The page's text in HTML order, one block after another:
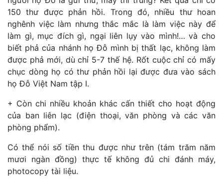
150 thư được phản hồi. Trong đó, nhiều thư hoan
nghênh việc làm nhưng thắc mắc là làm việc này để
làm gì, mục đích gì, ngại liên lụy vào mình!… và cho
biết phả của nhánh họ Đỗ mình bị thất lạc, không làm
được phả mới, dù chỉ 5-7 thế hệ. Rốt cuộc chỉ có mấy
chục dòng họ có thư phản hồi lại được đưa vào sách
họ Đỗ Việt Nam tập I.
+ Còn chi nhiều khoản khác cấn thiết cho hoạt động
của ban liên lạc (điện thoại, văn phòng và các văn
phòng phẩm).
Có thể nói số tiền thu được như trên (tám trăm năm
mươi ngàn đồng) thực tế không đủ chi đánh máy,
photocopy tài liệu.